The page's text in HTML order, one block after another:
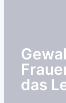
das